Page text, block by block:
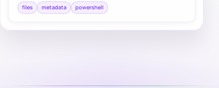
files metadata powershell